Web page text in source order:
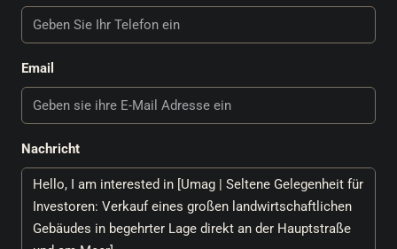
Email
Nachricht